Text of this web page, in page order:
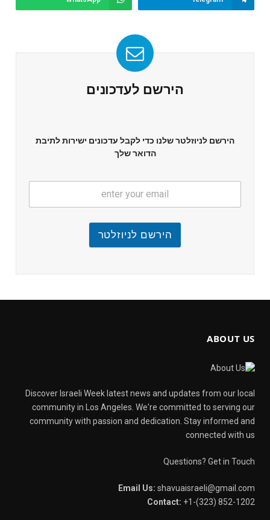
הירשם לעדכונים
הירשם לניוזלטר שלנו כדי לקבל עדכונים ישירות לתיבת
הדואר שלך
הירשם לניוזלטר
ABOUT US
Discover Israeli Week latest news and updates from our local
community in Los Angeles. We're committed to serving our
community with passion and dedication. Stay informed and
connected with us
Questions? Get in Touch
Email Us: shavuaisraeli@gmail.com
Contact: +1-(323) 852-1202